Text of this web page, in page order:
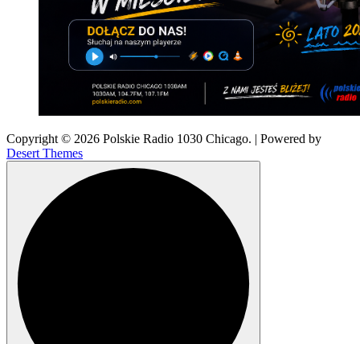
Copyright © 2026 Polskie Radio 1030 Chicago. | Powered by
Desert Themes